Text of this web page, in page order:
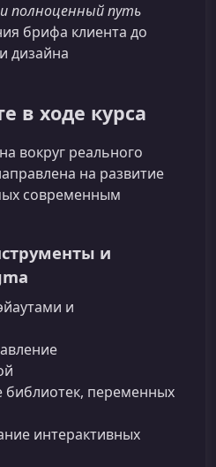
полноценный путь
брифа клиента до
дизайна
в ходе курса
вокруг реального
на развитие
современным
и
и
библиотек, переменных
интерактивных